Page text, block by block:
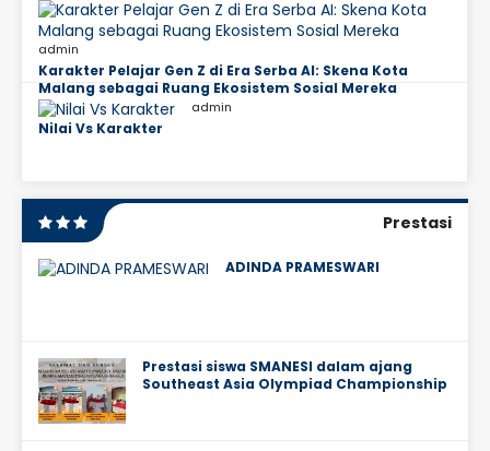
admin
Karakter Pelajar Gen Z di Era Serba AI: Skena Kota
Malang sebagai Ruang Ekosistem Sosial Mereka
admin
Nilai Vs Karakter
Prestasi
ADINDA PRAMESWARI
Prestasi siswa SMANESI dalam ajang
Southeast Asia Olympiad Championship